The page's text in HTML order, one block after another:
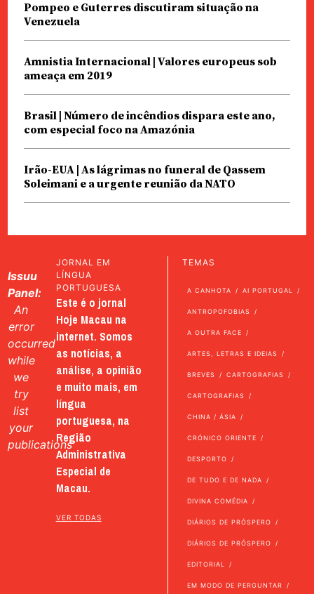
Pompeo e Guterres discutiram situação na
Venezuela
Amnistia Internacional | Valores europeus sob
ameaça em 2019
Brasil | Número de incêndios dispara este ano,
com especial foco na Amazónia
Irão-EUA | As lágrimas no funeral de Qassem
Soleimani e a urgente reunião da NATO
Issuu
Panel:
An
error
occurred
while
we
try
list
your
publications
JORNAL EM
LÍNGUA
PORTUGUESA
Este é o jornal
Hoje Macau na
internet. Somos
as notícias, a
análise, a opinião
e muito mais, em
língua
portuguesa, na
Região
Administrativa
Especial de
Macau.
VER TODAS
TEMAS
A CANHOTA AI PORTUGAL
ANTROPOFOBIAS
A OUTRA FACE
ARTES, LETRAS E IDEIAS
BREVES CARTOGRAFIAS
CARTOGRAFIAS
CHINA / ÁSIA
CRÓNICO ORIENTE
DESPORTO
DE TUDO E DE NADA
DIVINA COMÉDIA
DIÁRIOS DE PRÓSPERO
DIÁRIOS DE PRÓSPERO
EDITORIAL
EM MODO DE PERGUNTAR